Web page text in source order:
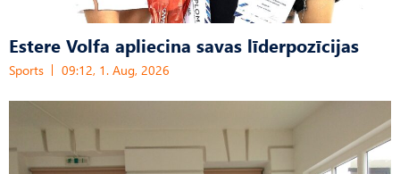
Estere Volfa apliecina savas līderpozīcijas
Sports 09:12, 1. Aug, 2026